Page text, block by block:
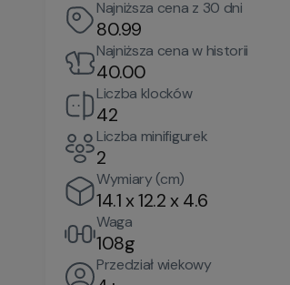
Najniższa cena z 30 dni
80.99
Najniższa cena w historii
40.00
Liczba klocków
42
Liczba minifigurek
2
Wymiary (cm)
14.1 x 12.2 x 4.6
Waga
108g
Przedział wiekowy